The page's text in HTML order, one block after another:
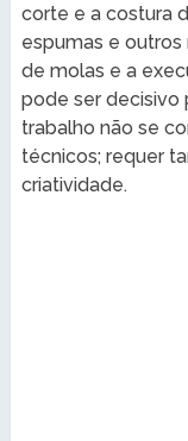
corte e a costura
espumas e
de molas e a
pode ser decisivo
trabalho não se
técnicos; requer
criatividade.